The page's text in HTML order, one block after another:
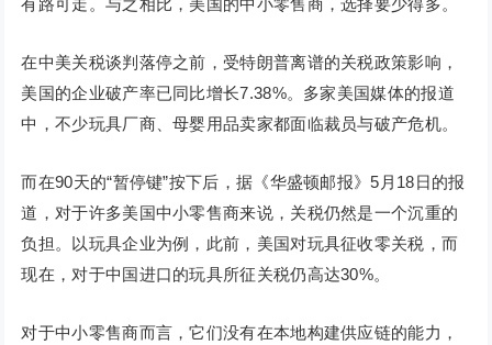
有路可走。与之相比，美国的中小零售商，选择要少得多。
在中美关税谈判落停之前，受特朗普离谱的关税政策影响，
美国的企业破产率已同比增长7.38%。多家美国媒体的报道
中，不少玩具厂商、母婴用品卖家都面临裁员与破产危机。
而在90天的“暂停键”按下后，据《华盛顿邮报》5月18日的报
道，对于许多美国中小零售商来说，关税仍然是一个沉重的
负担。以玩具企业为例，此前，美国对玩具征收零关税，而
现在，对于中国进口的玩具所征关税仍高达30%。
对于中小零售商而言，它们没有在本地构建供应链的能力，